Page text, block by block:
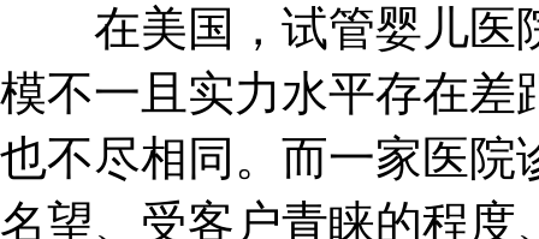
在美国，试管婴儿医
模不一且实力水平存在差
也不尽相同。而一家医院
名望、受客户青睐的程度